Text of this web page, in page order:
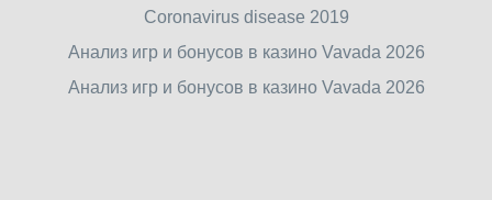
games.
Coronavirus disease 2019
Анализ игр и бонусов в казино Vavada 2026
Анализ игр и бонусов в казино Vavada 2026